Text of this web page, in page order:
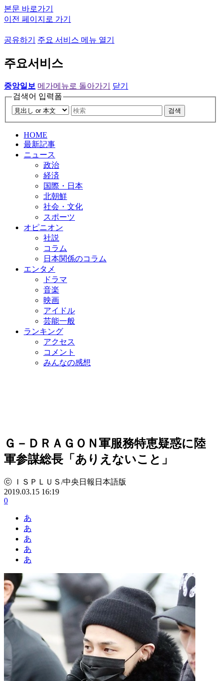
본문 바로가기
이전 페이지로 가기
공유하기 주요 서비스 메뉴 열기
주요서비스
중앙일보 메가메뉴로 돌아가기
닫기
검색어 입력폼
검색
HOME
最新記事
ニュース
政治
経済
国際・日本
北朝鮮
社会・文化
スポーツ
オピニオン
社説
コラム
日本関係のコラム
エンタメ
ドラマ
音楽
映画
アイドル
芸能一般
ランキング
アクセス
コメント
みんなの感想
Ｇ－ＤＲＡＧＯＮ軍服務特恵疑惑に陸
軍参謀総長「ありえないこと」
ⓒ ＩＳＰＬＵＳ/中央日報日本語版
2019.03.15 16:19
0
あ
あ
あ
あ
あ